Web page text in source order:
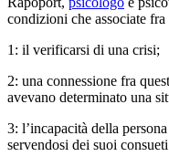
condizioni che associate
1: il verificarsi di una crisi;
2: una connessione fra
avevano determinato una
3: l’incapacità della
servendosi dei suoi